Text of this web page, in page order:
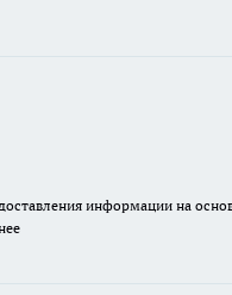
информации на